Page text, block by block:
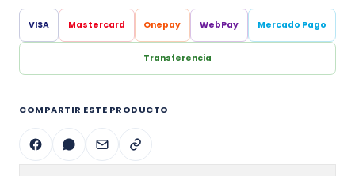
VISA Mastercard Onepay WebPay Mercado Pago
Transferencia
COMPARTIR ESTE PRODUCTO